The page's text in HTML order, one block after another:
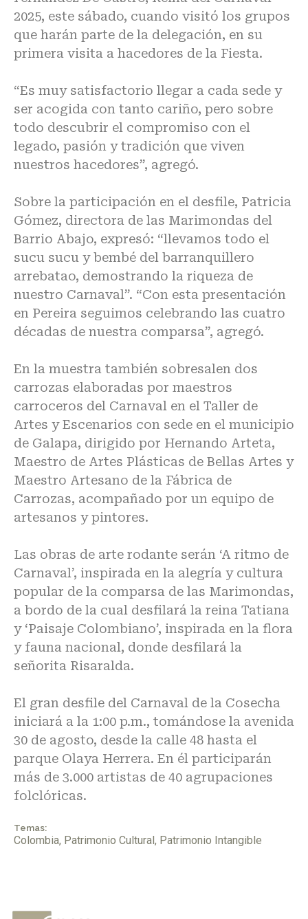
2025, este sábado, cuando visitó los grupos
que harán parte de la delegación, en su
primera visita a hacedores de la Fiesta.
“Es muy satisfactorio llegar a cada sede y
ser acogida con tanto cariño, pero sobre
todo descubrir el compromiso con el
legado, pasión y tradición que viven
nuestros hacedores”, agregó.
Sobre la participación en el desfile, Patricia
Gómez, directora de las Marimondas del
Barrio Abajo, expresó: “llevamos todo el
sucu sucu y bembé del barranquillero
arrebatao, demostrando la riqueza de
nuestro Carnaval”. “Con esta presentación
en Pereira seguimos celebrando las cuatro
décadas de nuestra comparsa”, agregó.
En la muestra también sobresalen dos
carrozas elaboradas por maestros
carroceros del Carnaval en el Taller de
Artes y Escenarios con sede en el municipio
de Galapa, dirigido por Hernando Arteta,
Maestro de Artes Plásticas de Bellas Artes y
Maestro Artesano de la Fábrica de
Carrozas, acompañado por un equipo de
artesanos y pintores.
Las obras de arte rodante serán ‘A ritmo de
Carnaval’, inspirada en la alegría y cultura
popular de la comparsa de las Marimondas,
a bordo de la cual desfilará la reina Tatiana
y ‘Paisaje Colombiano’, inspirada en la flora
y fauna nacional, donde desfilará la
señorita Risaralda.
El gran desfile del Carnaval de la Cosecha
iniciará a la 1:00 p.m., tomándose la avenida
30 de agosto, desde la calle 48 hasta el
parque Olaya Herrera. En él participarán
más de 3.000 artistas de 40 agrupaciones
folclóricas.
Temas:
Colombia, Patrimonio Cultural, Patrimonio Intangible